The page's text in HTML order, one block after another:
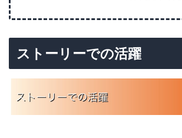
ストーリーでの活躍